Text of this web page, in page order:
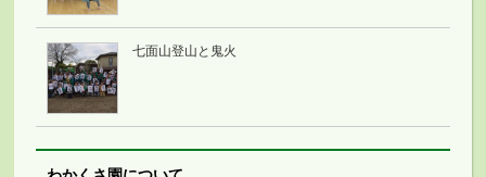
七面山登山と鬼火